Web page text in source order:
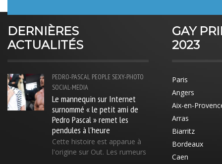
DERNIÈRES
ACTUALITÉS
PEDRO-PASCAL PEOPLE SEXY-PHOTO
SOCIAL-MEDIA
Le mannequin sur Internet
surnommé « le petit ami de
Pedro Pascal » remet les
pendules à l'heure
Cette histoire est apparue à
l'origine sur Out. Les rumeurs
GAY
2023
Paris
Angers
Aix-en-
Arras
Biarritz
Bordeaux
Caen